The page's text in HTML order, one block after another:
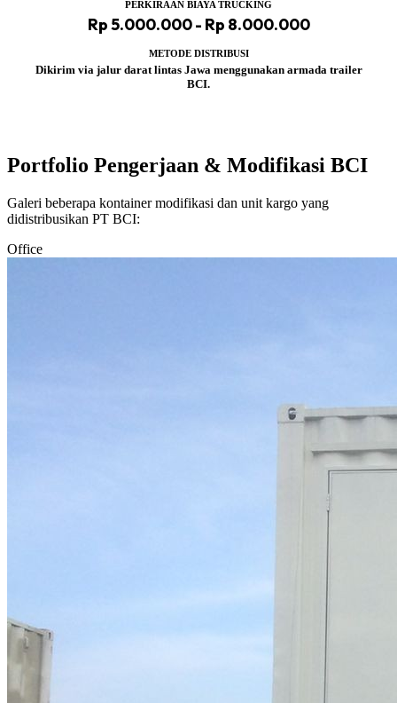
PERKIRAAN BIAYA TRUCKING
Rp 5.000.000 - Rp 8.000.000
METODE DISTRIBUSI
Dikirim via jalur darat lintas Jawa menggunakan armada trailer
BCI.
Portfolio Pengerjaan & Modifikasi BCI
Galeri beberapa kontainer modifikasi dan unit kargo yang
didistribusikan PT BCI:
Office